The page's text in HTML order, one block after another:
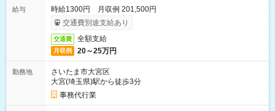
給与
時給1300円 月収例 201,500円
交通費別途支給あり
交通費 全額支給
月収例 20～25万円
勤務地
さいたま市大宮区
大宮(埼玉県)駅から徒歩3分
事務代行業